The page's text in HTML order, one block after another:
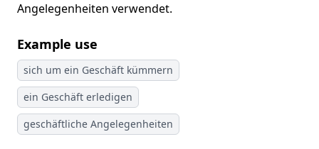
Angelegenheiten verwendet.
Example use
sich um ein Geschäft kümmern
ein Geschäft erledigen
geschäftliche Angelegenheiten